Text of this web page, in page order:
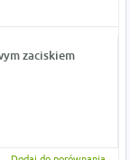
zaciskiem